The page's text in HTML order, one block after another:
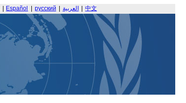
Español русский العربية 中文